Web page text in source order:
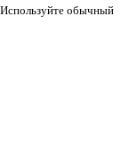
обычный